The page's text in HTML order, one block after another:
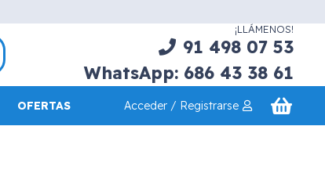
¡LLÁMENOS!
91 498 07 53
WhatsApp: 686 43 38 61
OFERTAS Acceder / Registrarse